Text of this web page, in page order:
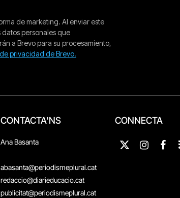
CONTACTA'NS
Ana Basanta
abasanta@periodismeplural.cat
redaccio@diarieducacio.cat
publicitat@periodismeplural.cat
CONNECTA
X